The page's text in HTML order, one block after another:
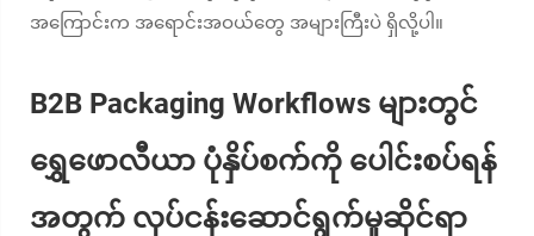
အကြောင်းက အရောင်းအဝယ်တွေ အများကြီးပဲ ရှိလို့ပါ။
B2B Packaging Workflows များတွင်
ရွှေဖောလီယာ ပုံနှိပ်စက်ကို ပေါင်းစပ်ရန်
အတွက် လုပ်ငန်းဆောင်ရွက်မှုဆိုင်ရာ